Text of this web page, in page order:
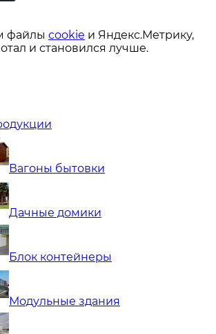
файлы cookie и Яндекс.Метрику,
и становился лучше.
Вагоны бытовки
Дачные домики
Блок контейнеры
Модульные здания